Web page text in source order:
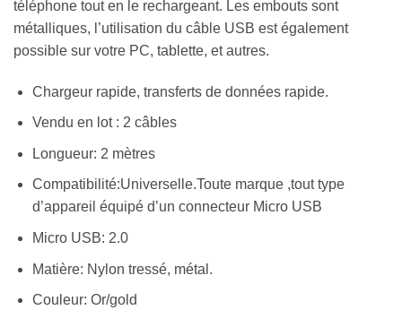
téléphone tout en le rechargeant. Les embouts sont
métalliques, l’utilisation du câble USB est également
possible sur votre PC, tablette, et autres.
Chargeur rapide, transferts de données rapide.
Vendu en lot : 2 câbles
Longueur: 2 mètres
Compatibilité:Universelle.Toute marque ,tout type
d’appareil équipé d’un connecteur Micro USB
Micro USB: 2.0
Matière: Nylon tressé, métal.
Couleur: Or/gold